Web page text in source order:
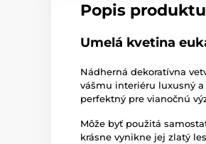
Popis produktu
Umelá kvetina
Nádherná dekoratívna
vášmu interiéru luxusný
perfektný pre vianočnú
Môže byť použitá
krásne vynikne jej zlatý